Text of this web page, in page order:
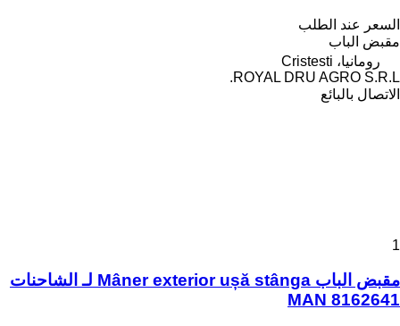
السعر عند الطلب
مقبض الباب
رومانيا، Cristesti
ROYAL DRU AGRO S.R.L.
الاتصال بالبائع
1
مقبض الباب Mâner exterior ușă stânga لـ الشاحنات
MAN 8162641